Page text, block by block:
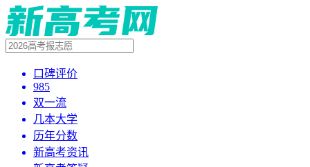
口碑评价
985
双一流
几本大学
历年分数
新高考资讯